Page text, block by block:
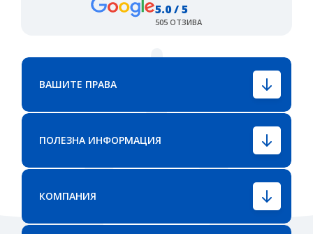
5.0 / 5
505 ОТЗИВА
ВАШИТЕ ПРАВА
ПОЛЕЗНА ИНФОРМАЦИЯ
КОМПАНИЯ